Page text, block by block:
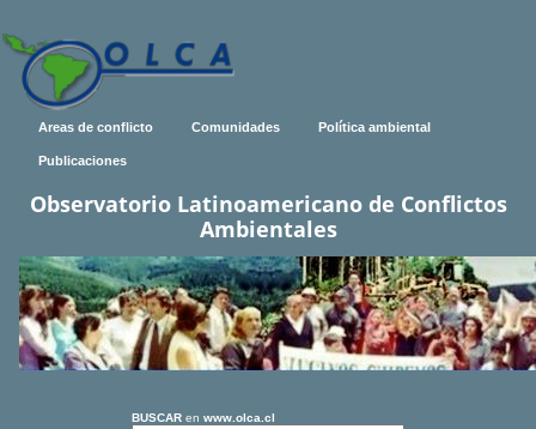
Areas de conflicto Comunidades Política ambiental
Publicaciones
Observatorio Latinoamericano de Conflictos
Ambientales
BUSCAR en www.olca.cl